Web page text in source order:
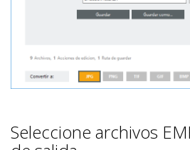
Seleccione archivos